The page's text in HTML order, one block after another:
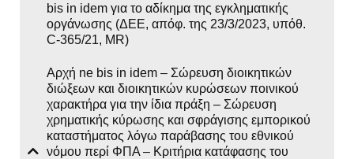
bis in idem για το αδίκημα της εγκληματικής
οργάνωσης (ΔΕΕ, απόφ. της 23/3/2023, υπόθ.
C-365/21, MR)
Αρχή ne bis in idem – Σώρευση διοικητικών
διώξεων και διοικητικών κυρώσεων ποινικού
χαρακτήρα για την ίδια πράξη – Σώρευση
χρηματικής κύρωσης και σφράγισης εμπορικού
καταστήματος λόγω παράβασης του εθνικού
νόμου περί ΦΠΑ – Κριτήρια κατάφασης του